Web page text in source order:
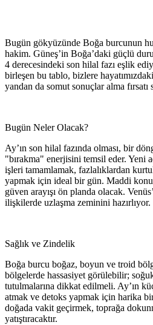
Bugün gökyüzünde Boğa burcunun
hakim. Güneş’in Boğa’daki güçlü
4 derecesindeki son hilal fazı eşlik
birleşen bu tablo, bizlere
yandan da somut sonuçlar alma fırsatı
Bugün Neler Olacak?
Ay’ın son hilal fazında olması, bir
"bırakma" enerjisini temsil eder. Yeni
işleri tamamlamak, fazlalıklardan
yapmak için ideal bir gün. Maddi
güven arayışı ön planda olacak.
ilişkilerde uzlaşma zeminini hazırlıyor.
Sağlık ve Zindelik
Boğa burcu boğaz, boyun ve troid
bölgelerde hassasiyet görülebilir;
tutulmalarına dikkat edilmeli. Ay’ın
atmak ve detoks yapmak için harika
doğada vakit geçirmek, toprağa
yatıştıracaktır.